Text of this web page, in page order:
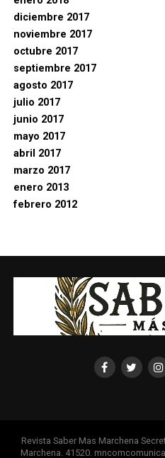
diciembre 2017
noviembre 2017
octubre 2017
septiembre 2017
agosto 2017
julio 2017
junio 2017
mayo 2017
abril 2017
marzo 2017
enero 2013
febrero 2012
Revista Saber Mas Marchena
Marchena. 41520.